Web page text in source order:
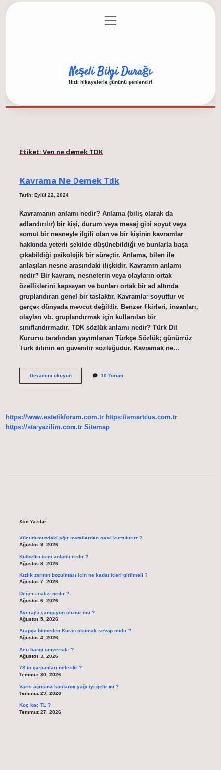
Gizlilik Politikası
menüyü
aç
Neşeli Bilgi Durağı
Hızlı hikayelerle gününü şenlendir!
Etiket: Ven ne demek TDK
Kavrama Ne Demek Tdk
Tarih: Eylül 22, 2024
Kavramanın anlamı nedir? Anlama (biliş olarak da
adlandırılır) bir kişi, durum veya mesaj gibi soyut veya
somut bir nesneyle ilgili olan ve bir kişinin kavramlar
hakkında yeterli şekilde düşünebildiği ve bunlarla başa
çıkabildiği psikolojik bir süreçtir. Anlama, bilen ile
anlaşılan nesne arasındaki ilişkidir. Kavramın anlamı
nedir? Bir kavram, nesnelerin veya olayların ortak
özelliklerini kapsayan ve bunları ortak bir ad altında
gruplandıran genel bir taslaktır. Kavramlar soyuttur ve
gerçek dünyada mevcut değildir. Benzer fikirleri, insanları,
olayları vb. gruplandırmak için kullanılan bir
sınıflandırmadır. TDK sözlük anlamı nedir? Türk Dil
Kurumu tarafından yayımlanan Türkçe Sözlük; günümüz
Türk dilinin en güvenilir sözlüğüdür. Kavramak ne…
Devamını okuyunKavrama
10 Yorum
https://www.estetikforum.com.tr https://smartdus.com.tr
https://staryazilim.com.tr Sitemap
Son Yazılar
Vücudumuzdaki ağır metallerden nasıl kurtuluruz ?
Ağustos 9, 2026
Kutbettin ismi anlamı nedir ?
Ağustos 8, 2026
Kızlık zarının bozulması için ne kadar içeri girilmeli ?
Ağustos 7, 2026
Değer analizi nedir ?
Ağustos 6, 2026
Averajla şampiyon olunur mu ?
Ağustos 5, 2026
Arapça bilmeden Kuran okumak sevap mıdır ?
Ağustos 4, 2026
Aeü hangi üniversite ?
Ağustos 3, 2026
78’in çarpanları nelerdir ?
Temmuz 30, 2026
Varis ağrısına kantaron yağı iyi gelir mi ?
Temmuz 29, 2026
Koç kaç TL ?
Temmuz 27, 2026